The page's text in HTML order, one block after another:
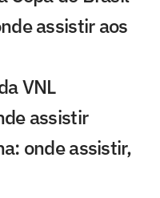
assistir aos
VNL
assistir
onde assistir,